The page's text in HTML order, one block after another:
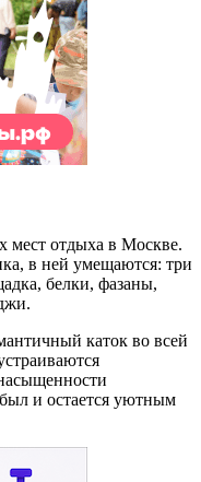
отдыха в Москве.
в ней умещаются: три
белки, фазаны,
каток во всей
и остается уютным